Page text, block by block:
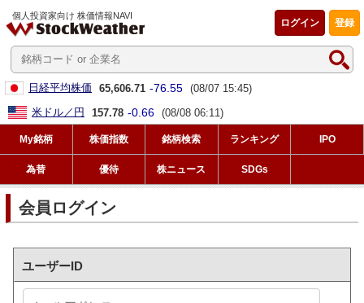
個人投資家向け 株価情報NAVI
登録
ログイン
日経平均株価 65,606.71 -76.55 (08/07 15:45)
米ドル／円
157.78 -0.66 (08/08 06:11)
My銘柄 株価指数 銘柄検索 ランキング IPO
為替 優待 株ニュース SDGs
会員ログイン
ユーザーID